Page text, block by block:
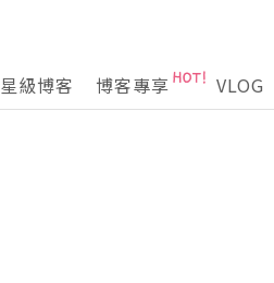
星級博客 博客專享 VLOG